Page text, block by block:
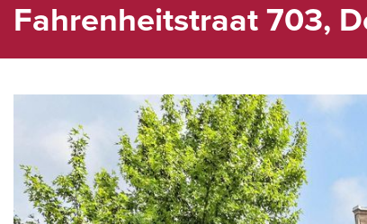
Fahrenheitstraat 703,